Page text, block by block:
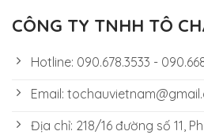
CÔNG TY TNHH TÔ
Hotline: 090.678.3533 -
Email:
Địa chỉ: 218/16 đường số 11,